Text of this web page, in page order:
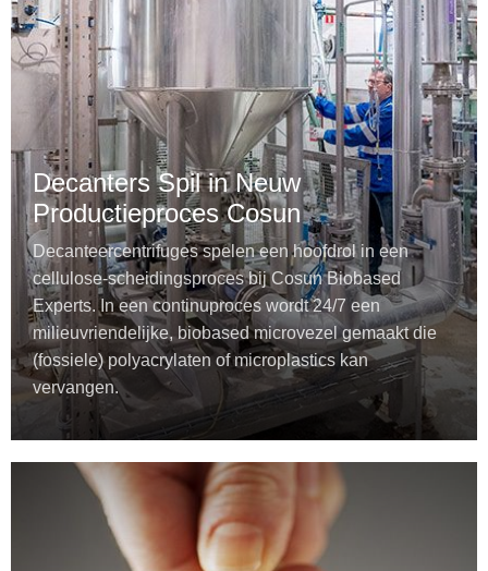
Decanters Spil in Neuw
Productieproces Cosun
Decanteercentrifuges spelen een hoofdrol in een
cellulose-scheidingsproces bij Cosun Biobased
Experts. In een continuproces wordt 24/7 een
milieuvriendelijke, biobased microvezel gemaakt die
(fossiele) polyacrylaten of microplastics kan
vervangen.